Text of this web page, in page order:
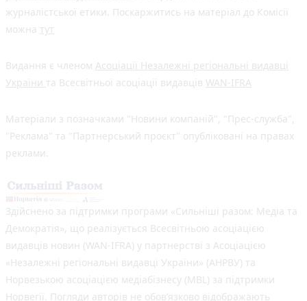
журналістської етики. Поскаржитись на матеріал до Комісії
можна тут
Видання є членом Асоціації Незалежні регіональні видавці
України та Всесвітньої асоціації видавців WAN-IFRA
Матеріали з позначками "Новини компаній", "Прес-служба",
"Реклама" та "Партнерський проєкт" опубліковані на правах
реклами.
Здійснено за підтримки програми «Сильніші разом: Медіа та
Демократія», що реалізується Всесвітньою асоціацією
видавців новин (WAN-IFRA) у партнерстві з Асоціацією
«Незалежні регіональні видавці України» (АНРВУ) та
Норвезькою асоціацією медіабізнесу (MBL) за підтримки
Норвегії. Погляди авторів не обов’язково відображають